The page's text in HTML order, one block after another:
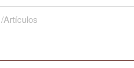
/Artículos